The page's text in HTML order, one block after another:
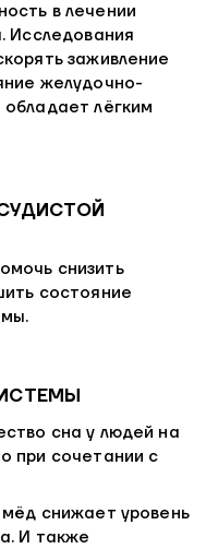
в лечении
Исследования
заживление
желудочно-
лёгким
снизить
состояние
сна у людей на
при сочетании с
снижает уровень
И также